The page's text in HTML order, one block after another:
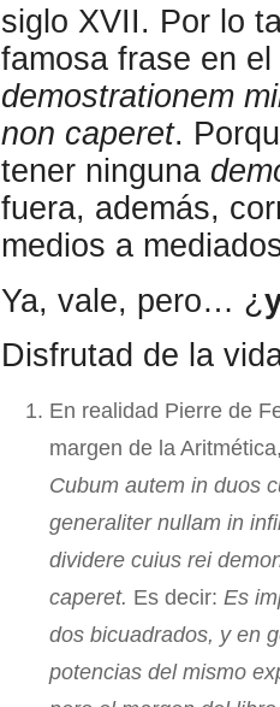
siglo XVII. Por lo
famosa frase en
demostrationem
non caperet.
tener ninguna
fuera, además,
medios a
Ya, vale, pero… ¿
Disfrutad de la
En realidad Pierre de
margen de la
Cubum autem in duos
generaliter nullam in
dividere cuius rei
caperet. Es decir: Es
dos bicuadrados, y en
potencias del mismo